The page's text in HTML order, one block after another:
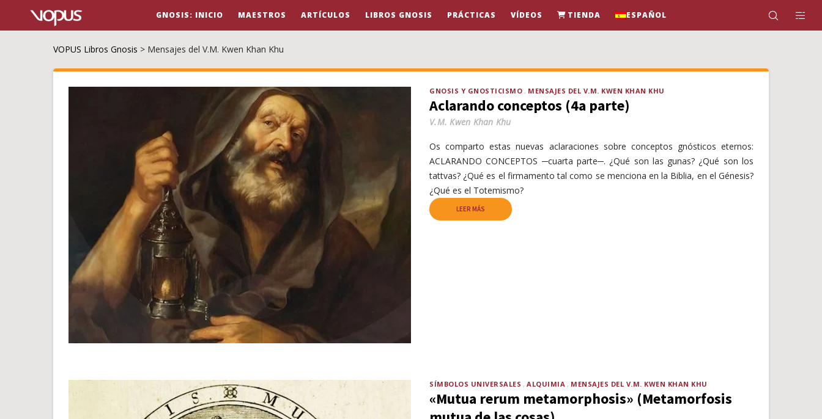
GNOSIS: INICIO MAESTROS ARTÍCULOS LIBROS GNOSIS PRÁCTICAS VÍDEOS TIENDA ESPAÑOL
VOPUS Libros Gnosis > Mensajes del V.M. Kwen Khan Khu
GNOSIS Y GNOSTICISMO MENSAJES DEL V.M. KWEN KHAN KHU
Aclarando conceptos (4a parte)
V.M. Kwen Khan Khu
Os comparto estas nuevas aclaraciones sobre conceptos gnósticos eternos:
ACLARANDO CONCEPTOS ─cuarta parte─. ¿Qué son las gunas? ¿Qué son los
tattvas? ¿Qué es el firmamento tal como se menciona en la Biblia, en el Génesis?
¿Qué es el Totemismo?
LEER MÁS
SÍMBOLOS UNIVERSALES ALQUIMIA MENSAJES DEL V.M. KWEN KHAN KHU
«Mutua rerum metamorphosis» (Metamorfosis